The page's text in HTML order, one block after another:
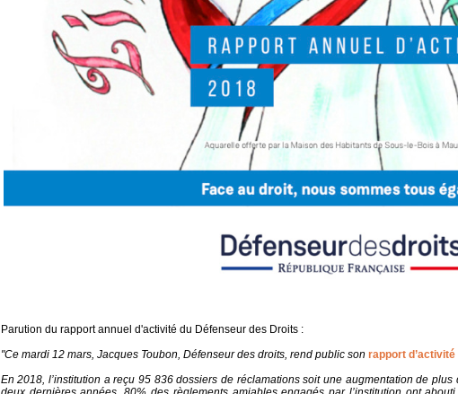
Parution du rapport annuel d'activité du Défenseur des Droits :
"Ce mardi 12 mars, Jacques Toubon, Défenseur des droits, rend public son rapport d’activité
En 2018, l’institution a reçu 95 836 dossiers de réclamations soit une augmentation de